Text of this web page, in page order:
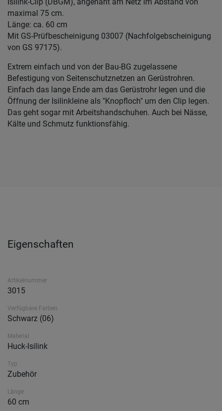
Isilink-Clip (DBGM), angenäht am Netz im Abstand von
maximal 75 cm.
Länge: ca. 60 cm
Mit GS-Prüfbescheinigung 03007 (Nachfolgebscheinigung
von GS 97175).
Extrem einfach und von der Bau-BG zugelassene
Befestigung von Seitenschutznetzen an Gerüstrohren.
Einfach das lange Ende am das Gerüstrohr legen und die
Öffnung der Isilinkleine als "Knopfloch" um den Clip legen.
Das geht sogar mit Arbeitshandschuhen. Auch bei Nässe,
Kälte und Schmutz funktionsfähig.
Eigenschaften
Artikelnummer
3015
Verfügbare Farben
Schwarz (06)
Material
Huck-Isilink
Typ
Zubehör
Länge
60 cm